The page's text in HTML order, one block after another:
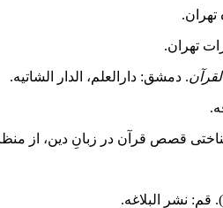
. دمشق: دارالعلم، الدار الشاتیه.